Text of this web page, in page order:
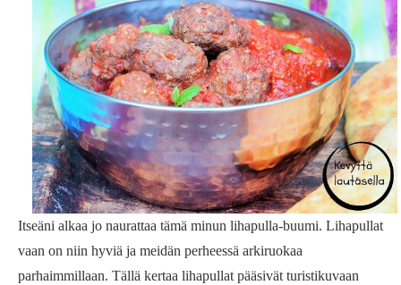
Itseäni alkaa jo naurattaa tämä minun lihapulla-buumi. Lihapullat
vaan on niin hyviä ja meidän perheessä arkiruokaa
parhaimmillaan. Tällä kertaa lihapullat pääsivät turistikuvaan